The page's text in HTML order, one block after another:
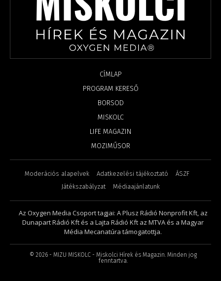
CÍMLAP
PROGRAM KERESŐ
BORSOD
MISKOLC
LIFE MAGAZIN
MOZIMŰSOR
Moderációs alapelvek Adatkezelési tájékoztató
ÁSZF
Játékszabályzat
Médiaajánlatunk
Az Oxygen Media Csoport tagjai: A Plusz Rádió Nonprofit Kft, az
Dunapart Rádió Kft és a Lajta Rádió Kft az MTVA és a Magyar
Média Mecanatúra támogatottja.
© 2026- MIZU MISKOLC - Miskolci Hírek és Magazin. Minden jog
fenntartva.